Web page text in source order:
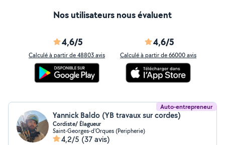
Nos utilisateurs nous évaluent
4,6/5
Calculé à partir de 48803 avis
4,6/5
Calculé à partir de 66000 avis
Auto-entrepreneur
Yannick Baldo (YB travaux sur cordes)
Cordiste/ Élagueur
Saint-Georges-d'Orques (Peripherie)
4,2/5 (37 avis)